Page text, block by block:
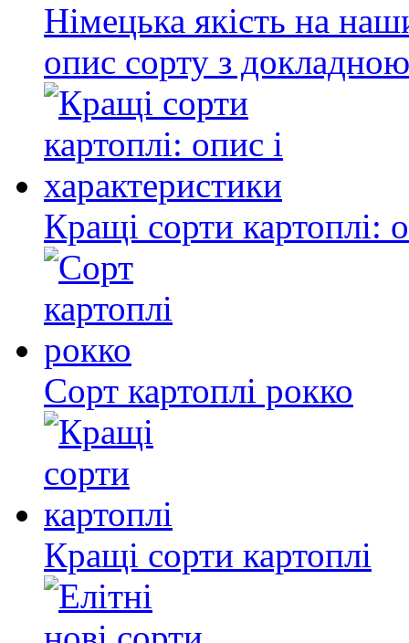
Німецька якість на
опис сорту з
Кращі сорти картоплі:
Сорт картоплі рокко
Кращі сорти картоплі